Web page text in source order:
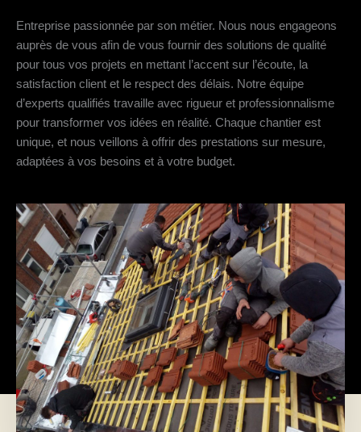
Entreprise passionnée par son métier. Nous nous engageons
auprès de vous afin de vous fournir des solutions de qualité
pour tous vos projets en mettant l’accent sur l’écoute, la
satisfaction client et le respect des délais. Notre équipe
d’experts qualifiés travaille avec rigueur et professionnalisme
pour transformer vos idées en réalité. Chaque chantier est
unique, et nous veillons à offrir des prestations sur mesure,
adaptées à vos besoins et à votre budget.